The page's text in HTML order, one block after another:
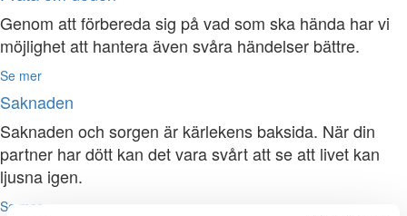
Genom att förbereda sig på vad som ska hända har vi
möjlighet att hantera även svåra händelser bättre.
Se mer
Saknaden
Saknaden och sorgen är kärlekens baksida. När din
partner har dött kan det vara svårt att se att livet kan
ljusna igen.
Se mer